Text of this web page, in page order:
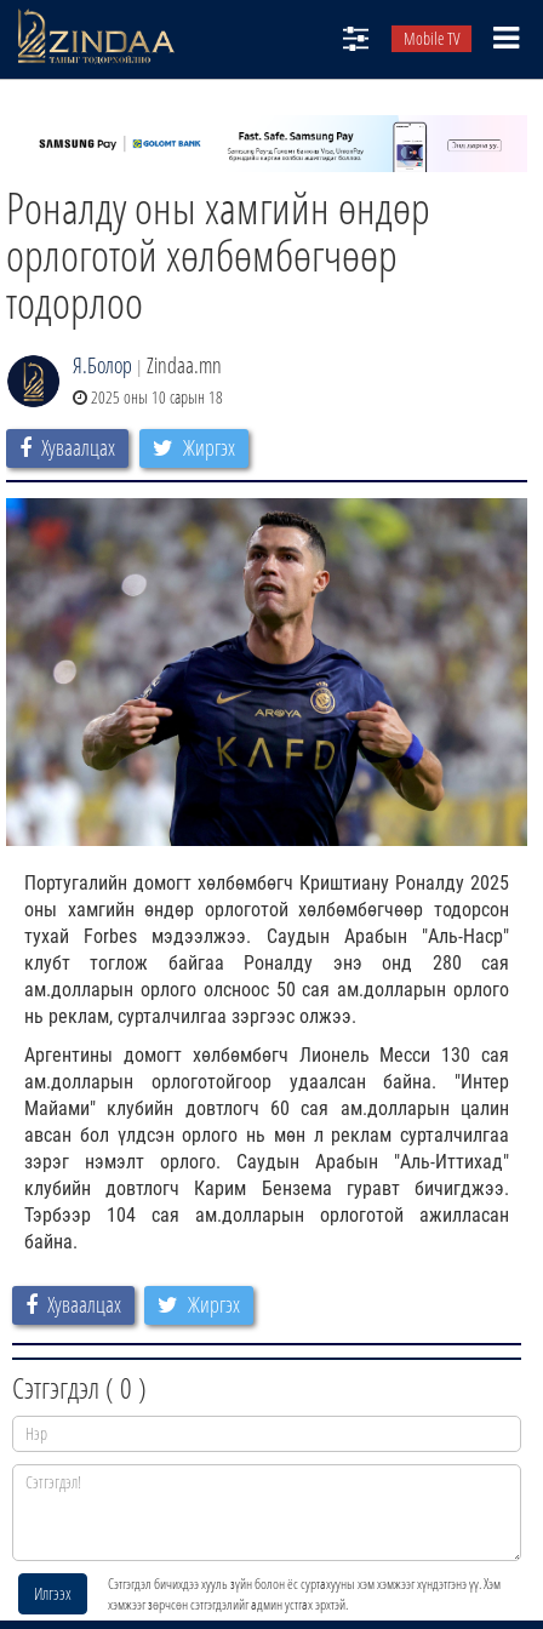
Mobile TV
ТВ8
ӨГЛӨӨНИЙ СОНИН
АУДИО ЗОХИОЛ
ЗИНДАА СЭТГҮҮЛ
Роналду оны хамгийн өндөр
орлоготой хөлбөмбөгчөөр
тодорлоо
Я.Болор | Zindaa.mn
2025 оны 10 сарын 18
Хуваалцах Жиргэх
Португалийн домогт хөлбөмбөгч Криштиану Роналду 2025
оны хамгийн өндөр орлоготой хөлбөмбөгчөөр тодорсон
тухай Forbes мэдээлжээ. Саудын Арабын "Аль-Наср"
клубт тоглож байгаа Роналду энэ онд 280 сая
ам.долларын орлого олсноос 50 сая ам.долларын орлого
нь реклам, сурталчилгаа зэргээс олжээ.
Аргентины домогт хөлбөмбөгч Лионель Месси 130 сая
ам.долларын орлоготойгоор удаалсан байна. "Интер
Майами" клубийн довтлогч 60 сая ам.долларын цалин
авсан бол үлдсэн орлого нь мөн л реклам сурталчилгаа
зэрэг нэмэлт орлого. Саудын Арабын "Аль-Иттихад"
клубийн довтлогч Карим Бензема гуравт бичигджээ.
Тэрбээр 104 сая ам.долларын орлоготой ажилласан
байна.
Хуваалцах Жиргэх
Сэтгэгдэл ( 0 )
Илгээх
Сэтгэгдэл бичихдээ хууль зүйн болон ёс суртахууны хэм хэмжээг хүндэтгэнэ үү. Хэм
хэмжээг зөрчсөн сэтгэгдэлийг админ устгах эрхтэй.